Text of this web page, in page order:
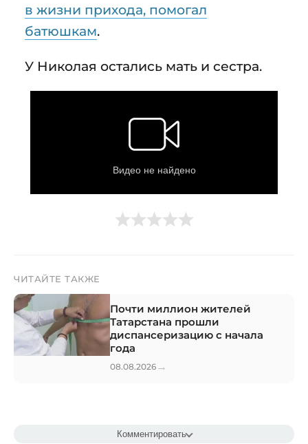
в жизни прихода, помогал
батюшкам.
У Николая остались мать и сестра.
ЧИТАЙТЕ ТАКЖЕ
Почти миллион жителей
Татарстана прошли
диспансеризацию с начала
года
08.08.2026 →
Комментировать